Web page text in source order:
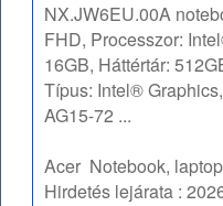
NX.JW6EU.00A
FHD, Processzor:
16GB, Háttértár:
Típus: Intel®
AG15-72 ...
Acer Notebook, laptop
Hirdetés lejárata :